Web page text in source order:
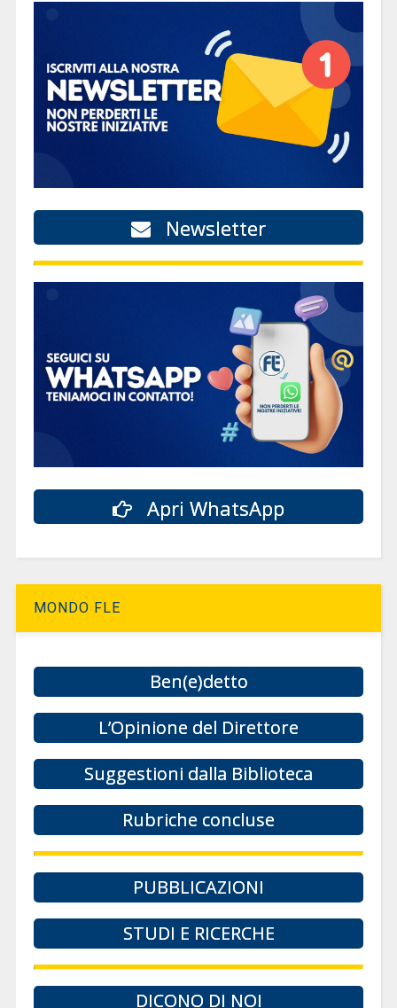
Newsletter
Apri WhatsApp
MONDO FLE
Ben(e)detto
L’Opinione del Direttore
Suggestioni dalla Biblioteca
Rubriche concluse
PUBBLICAZIONI
STUDI E RICERCHE
DICONO DI NOI